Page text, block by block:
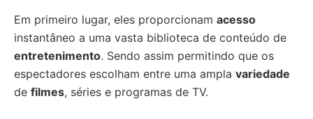
Em primeiro lugar, eles proporcionam acesso
instantâneo a uma vasta biblioteca de conteúdo de
entretenimento. Sendo assim permitindo que os
espectadores escolham entre uma ampla variedade
de filmes, séries e programas de TV.